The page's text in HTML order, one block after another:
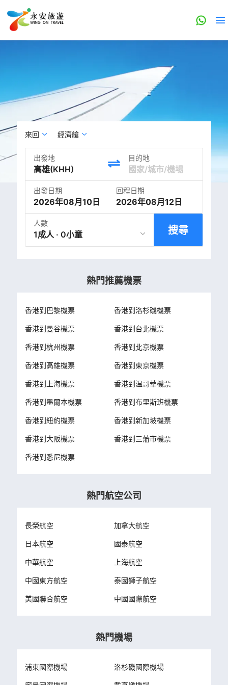
來回 經濟艙
出發地 目的地
出發日期
2026年08月10日
回程日期
2026年08月12日
人數
1成人 · 0小童 搜尋
熱門推薦機票
香港到巴黎機票 香港到洛杉磯機票
香港到曼谷機票 香港到台北機票
香港到杭州機票 香港到北京機票
香港到高雄機票 香港到東京機票
香港到上海機票 香港到温哥華機票
香港到墨爾本機票 香港到布里斯班機票
香港到紐約機票 香港到新加坡機票
香港到大阪機票 香港到三藩市機票
香港到悉尼機票
熱門航空公司
長榮航空 加拿大航空
日本航空 國泰航空
中華航空 上海航空
中國東方航空 泰國獅子航空
美國聯合航空 中國國際航空
熱門機場
浦東國際機場 洛杉磯國際機場